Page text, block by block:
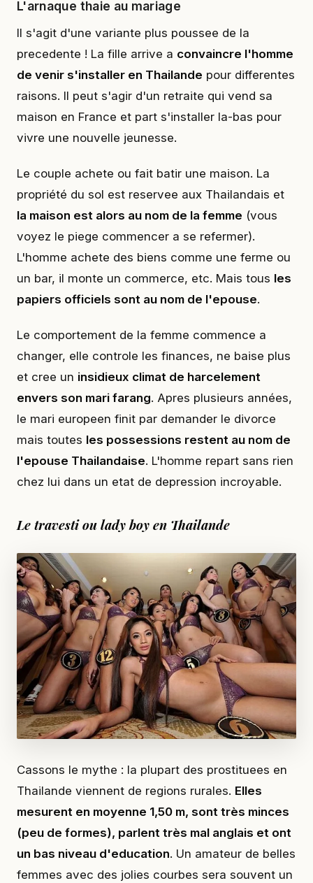
L'arnaque thaie au mariage
Il s'agit d'une variante plus poussee de la
precedente ! La fille arrive a convaincre l'homme
de venir s'installer en Thailande pour differentes
raisons. Il peut s'agir d'un retraite qui vend sa
maison en France et part s'installer la-bas pour
vivre une nouvelle jeunesse.
Le couple achete ou fait batir une maison. La
propriété du sol est reservee aux Thailandais et
la maison est alors au nom de la femme (vous
voyez le piege commencer a se refermer).
L'homme achete des biens comme une ferme ou
un bar, il monte un commerce, etc. Mais tous les
papiers officiels sont au nom de l'epouse.
Le comportement de la femme commence a
changer, elle controle les finances, ne baise plus
et cree un insidieux climat de harcelement
envers son mari farang. Apres plusieurs années,
le mari europeen finit par demander le divorce
mais toutes les possessions restent au nom de
l'epouse Thailandaise. L'homme repart sans rien
chez lui dans un etat de depression incroyable.
Le travesti ou lady boy en Thailande
Cassons le mythe : la plupart des prostituees en
Thailande viennent de regions rurales. Elles
mesurent en moyenne 1,50 m, sont très minces
(peu de formes), parlent très mal anglais et ont
un bas niveau d'education. Un amateur de belles
femmes avec des jolies courbes sera souvent un